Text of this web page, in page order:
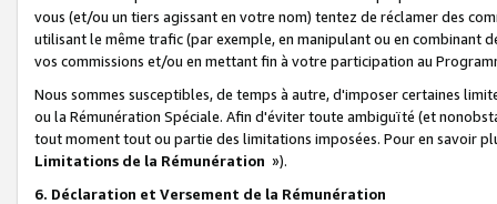
vous (et/ou un tiers agissant en votre nom) tentez de réclamer des
utilisant le même trafic (par exemple, en manipulant ou en combinant
vos commissions et/ou en mettant fin à votre participation au
Nous sommes susceptibles, de temps à autre, d'imposer certaines
ou la Rémunération Spéciale. Afin d'éviter toute ambiguïté (et
tout moment tout ou partie des limitations imposées. Pour en savoir
Limitations de la Rémunération »).
6. Déclaration et Versement de la Rémunération